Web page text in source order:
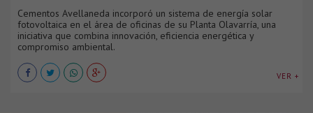
Cementos Avellaneda incorporó un sistema de energía solar
fotovoltaica en el área de oficinas de su Planta Olavarría, una
iniciativa que combina innovación, eficiencia energética y
compromiso ambiental.
VER +